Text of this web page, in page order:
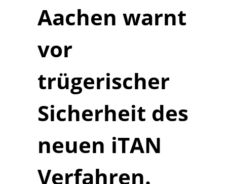
Aachen warnt
vor
trügerischer
Sicherheit des
neuen iTAN
Verfahren.